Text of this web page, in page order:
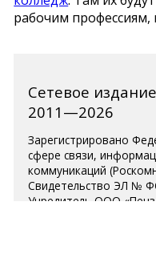
рабочим профессиям,
Сетевое
2011—2026
Зарегистрировано
сфере связи,
коммуникаций
Свидетельство ЭЛ №
Учредитель ООО